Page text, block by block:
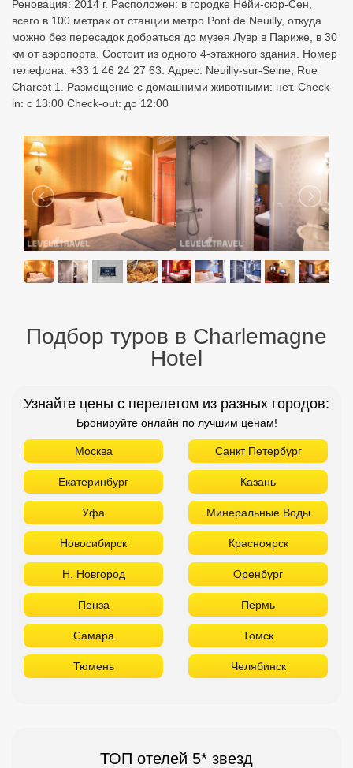
Реновация: 2014 г. Расположен: в городке Нёйи-сюр-Сен,
всего в 100 метрах от станции метро Pont de Neuilly, откуда
можно без пересадок добраться до музея Лувр в Париже, в 30
км от аэропорта. Состоит из одного 4-этажного здания. Номер
телефона: +33 1 46 24 27 63. Адрес: Neuilly-sur-Seine, Rue
Charcot 1. Размещение с домашними животными: нет. Check-
in: с 13:00 Check-out: до 12:00
Подбор туров в Charlemagne
Hotel
Узнайте цены с перелетом из разных городов:
Бронируйте онлайн по лучшим ценам!
Москва Санкт Петербург
Екатеринбург Казань
Уфа Минеральные Воды
Новосибирск Красноярск
Н. Новгород Оренбург
Пенза Пермь
Самара Томск
Тюмень Челябинск
ТОП отелей 5* звезд